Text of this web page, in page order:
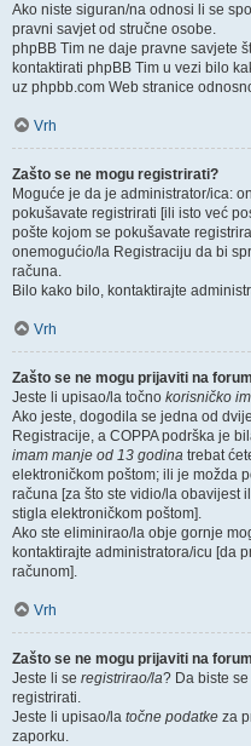
Ako niste siguran/na odnosi li se
pravni savjet od stručne osobe.
phpBB Tim ne daje pravne savjete
kontaktirati phpBB Tim u vezi bilo
uz phpbb.com Web stranice
Vrh
Zašto se ne mogu registrirati?
Moguće je da je administrator/ica:
pokušavate registrirati [ili isto već
pošte kojom se pokušavate
onemogućio/la Registraciju da bi
računa.
Bilo kako bilo, kontaktirajte
Vrh
Zašto se ne mogu prijaviti na
Jeste li upisao/la točno korisničko
Ako jeste, dogodila se jedna od
Registracije, a COPPA podrška je
imam manje od 13 godina trebat
elektroničkom poštom; ili je možda
računa [za što ste vidio/la obavijest
stigla elektroničkom poštom].
Ako ste eliminirao/la obje gornje
kontaktirajte administratora/icu [da
računom].
Vrh
Zašto se ne mogu prijaviti na
Jeste li se registrirao/la? Da biste
registrirati.
Jeste li upisao/la točne podatke za
zaporku.